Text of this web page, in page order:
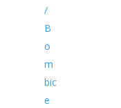
/
B
o
m
bic
e